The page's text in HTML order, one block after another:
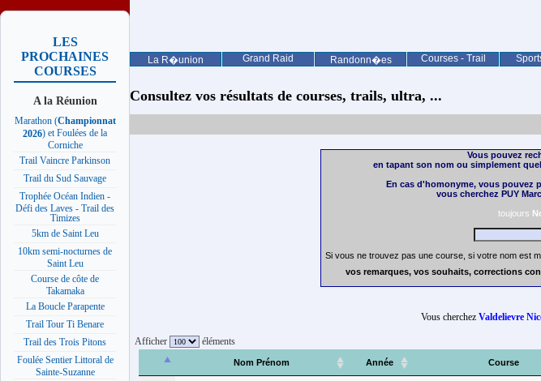
La R�union Grand Raid Randonn�es Courses - Trail
LES
PROCHAINES
COURSES
A la Réunion
Marathon (Championnat
2026) et Foulées de la
Corniche
Trail Vaincre Parkinson
Trail du Sud Sauvage
Trophée Océan Indien -
Défi des Laves - Trail des
Timizes
5km de Saint Leu
10km semi-nocturnes de
Saint Leu
Course de côte de
Takamaka
La Boucle Parapente
Trail Tour Ti Benare
Trail des Trois Pitons
Foulée Sentier Littoral de
Sainte-Suzanne
Consultez vos résultats de courses, trails, ultra, ...
Vous pouvez
en tapant son nom ou simplement
En cas d'homonyme, vous pouvez
vous cherchez PUY
toujours
Si vous ne trouvez pas une course, si votre nom est
vos remarques, vos souhaits, corrections
Vous cherchez Valdelievre
Afficher éléments
Nom Prénom Année Course